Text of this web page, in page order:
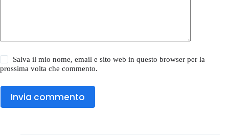
Salva il mio nome, email e sito web in questo browser per la
prossima volta che commento.
Invia commento